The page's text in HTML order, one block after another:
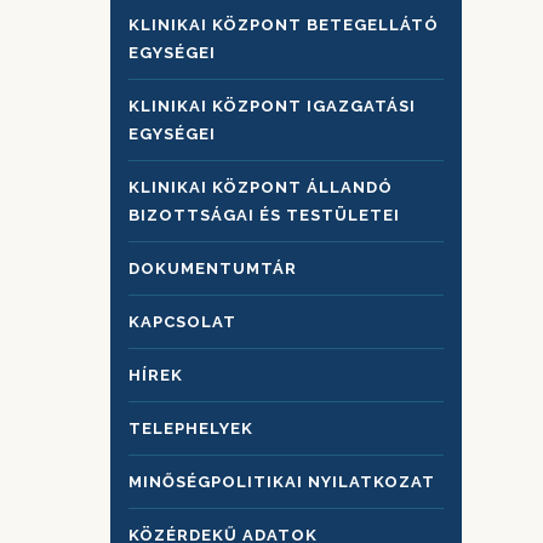
KLINIKAI KÖZPONT BETEGELLÁTÓ
EGYSÉGEI
KLINIKAI KÖZPONT IGAZGATÁSI
EGYSÉGEI
KLINIKAI KÖZPONT ÁLLANDÓ
BIZOTTSÁGAI ÉS TESTÜLETEI
DOKUMENTUMTÁR
KAPCSOLAT
HÍREK
TELEPHELYEK
MINŐSÉGPOLITIKAI NYILATKOZAT
KÖZÉRDEKŰ ADATOK